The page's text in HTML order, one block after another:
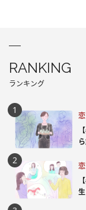
RANKING
ランキング